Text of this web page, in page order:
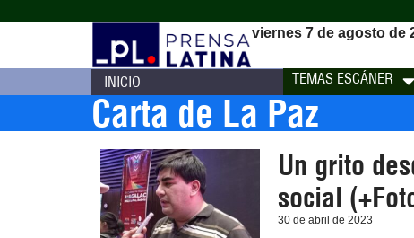
viernes 7 de agosto de
INICIO TEMAS ESCÁNER
Carta de La Paz
Un grito
social
30 de abril de 2023